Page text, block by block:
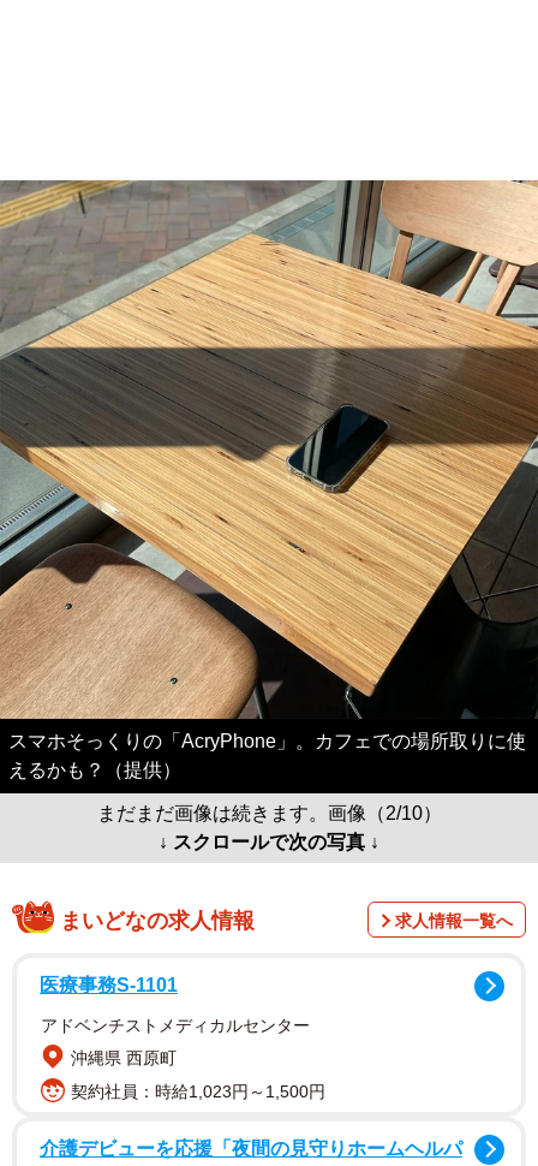
スマホそっくりの「AcryPhone」。カフェでの場所取りに使
えるかも？（提供）
まだまだ画像は続きます。画像（2/10）
↓ スクロールで次の写真 ↓
まいどなの求人情報 求人情報一覧へ
医療事務S-1101
アドベンチストメディカルセンター
沖縄県 西原町
契約社員：時給1,023円～1,500円
介護デビューを応援「夜間の見守りホームヘルパ